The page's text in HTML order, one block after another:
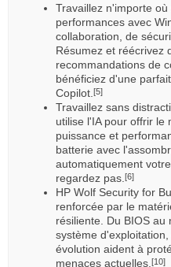
Travaillez n'importe
performances avec
collaboration, de
Résumez et réécrivez
recommandations de
bénéficiez d'une
Copilot. [5]
Travaillez sans
utilise l'IA pour offrir le
puissance et
batterie avec
automatiquement
regardez pas. [6]
HP Wolf Security for
renforcée par le
résiliente. Du BIOS au
système
évolution aident à
menaces actuelles. [10]